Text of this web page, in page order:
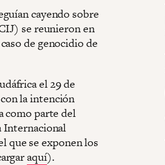
cayendo sobre
se reunieron en
de genocidio de
el 29 de
la intención
como parte del
Internacional
que se exponen los
aquí).